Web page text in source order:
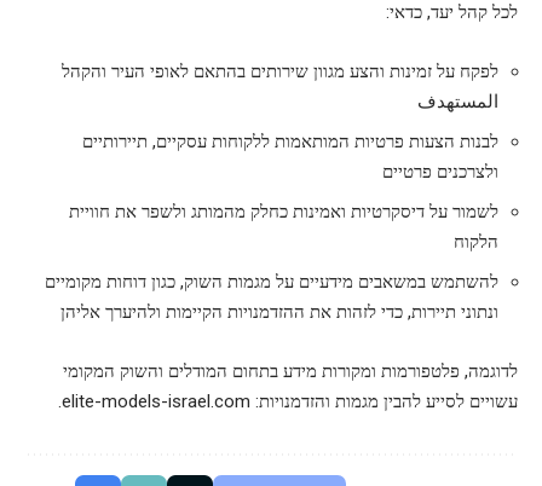
לכל קהל יעד, כדאי:
לפקח על זמינות והצע מגוון שירותים בהתאם לאופי העיר והקהל
المستهدف
לבנות הצעות פרטיות המותאמות ללקוחות עסקיים, תיירותיים
ולצרכנים פרטיים
לשמור על דיסקרטיות ואמינות כחלק מהמותג ולשפר את חוויית
הלקוח
להשתמש במשאבים מידעיים על מגמות השוק, כגון דוחות מקומיים
ונתוני תיירות, כדי לזהות את ההזדמנויות הקיימות ולהיערך אליהן
לדוגמה, פלטפורמות ומקורות מידע בתחום המודלים והשוק המקומי
עשויים לסייע להבין מגמות והזדמנויות: elite-models-israel.com
.